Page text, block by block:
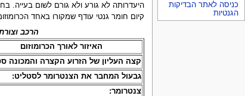
היעדרותה לא גורע ולא גורם לשום בעייה.
קיום חומר גנטי עודף שמקורו באחד
הרכב
האיזור לאורך הכרומוזום
קצה העליון של הזרוע הקצרה והמכונה
גבעול המחבר את הצנטרומר לסטליט:
צנטרומר:
כניסה לאתר הבדיקות
הגנטיות